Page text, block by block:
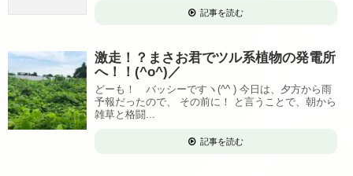
記事を読む
激走！？まさお君でツル系植物の発電所
へ！！(^o^)／
どーも！ バッシーですヽ(^^ ) 今日は、夕方から雨
予報だったので、 その前に！ と言うことで、朝から
雑草と格闘...
記事を読む